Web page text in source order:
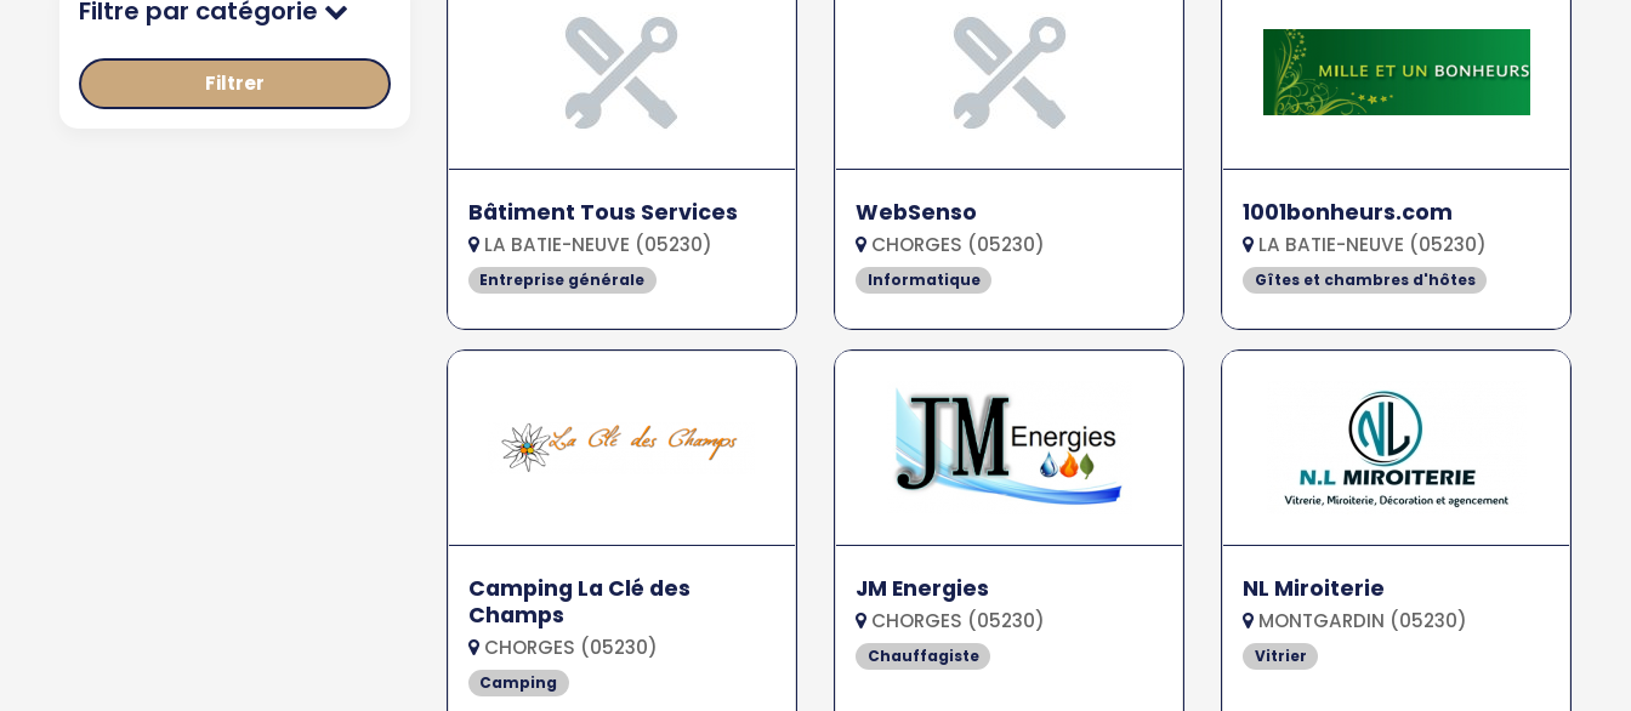
Filtre par catégorie
Filtrer
Bâtiment Tous Services
LA BATIE-NEUVE (05230)
Entreprise générale
WebSenso
CHORGES (05230)
Informatique
1001bonheurs.com
LA BATIE-NEUVE (05230)
Gîtes et chambres d'hôtes
Camping La Clé des
Champs
CHORGES (05230)
Camping
JM Energies
CHORGES (05230)
Chauffagiste
NL Miroiterie
MONTGARDIN (05230)
Vitrier